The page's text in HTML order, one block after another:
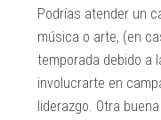
Podrías atender un
música o arte, (en
temporada debido a
involucrarte en
liderazgo. Otra